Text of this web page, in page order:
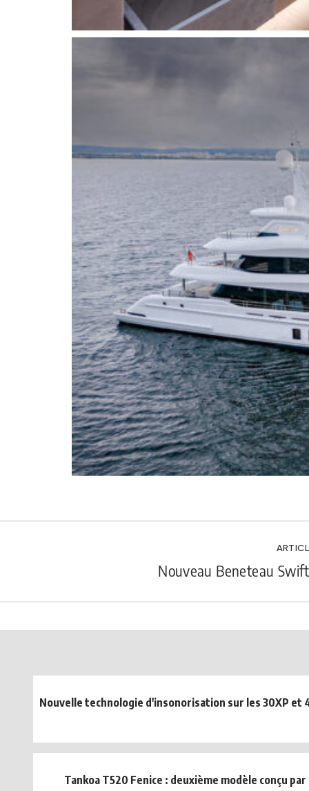
Nouveau Beneteau
Nouvelle technologie d'insonorisation sur les 30XP et
Tankoa T520 Fenice : deuxième modèle conçu par